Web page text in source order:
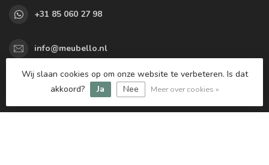
+31 85 060 27 98
info@meubello.nl
KVK nummer:77563433
btw-nummer:NL861047667B01
Wij slaan cookies op om onze website te verbeteren. Is dat
akkoord?
Ja Nee Meer over cookies »